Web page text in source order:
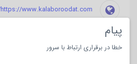
https://www.kalaboroodat.com/
موقعیت روی نقشهپیام
خطا در برقراری ارتباط با سرور